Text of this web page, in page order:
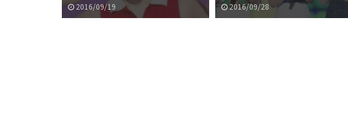
2016/09/19 2016/09/28